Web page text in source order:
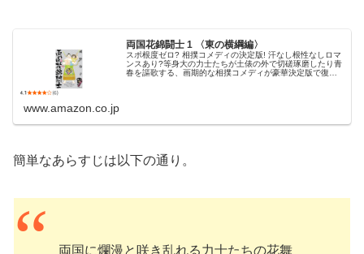
両国花錦闘士 1 〈東の横綱編〉
スポ根度ゼロ? 相撲コメディの決定版! 汗なし根性なしロマ
ンスあり?等身大の力士たちが土俵の外で切磋琢磨したり青
春を謳歌する、画期的な相撲コメディが豪華決定版で復刻!
www.amazon.co.jp
簡単なあらすじは以下の通り。
両国に爛漫と咲き乱れる力士たちの花舞